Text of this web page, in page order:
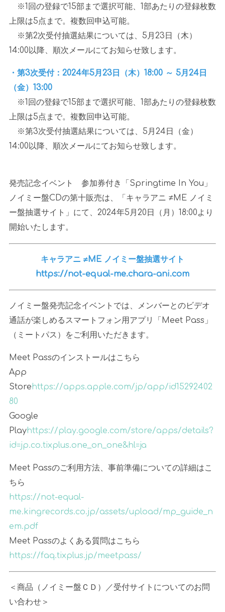
※1 回の登録で15部まで選択可能、 1部あたりの登録枚数
上限は5点まで。複数回申込可能。
※第2次受付抽選結果については、 5 月 23 日（木）
14:00以降、順次メールにてお知らせ致します。
・第3次受付：2024年5月23日（木）18:00 ～ 5月24日
（金）13:00
※1 回の登録で15部まで選択可能、 1部あたりの登録枚数
上限は5点まで。複数回申込可能。
※第3次受付抽選結果については、 5 月 24 日（金）
14:00以降、順次メールにてお知らせ致します。
発売記念イベント 参加券付き「 Springtime In You 」
ノイミー盤CDの第十販売は、「キャラアニ ≠ME ノイミ
ー盤抽選サイト」にて、 2024年5 月 20 日（月） 18:00より
開始いたします。
キャラアニ ≠ME ノイミー盤抽選サイト
https://not-equal-me.chara-ani.com
ノイミー盤発売記念イベントでは、メンバーとのビデオ
通話が楽しめるスマートフォン用アプリ「 Meet Pass 」
（ミートパス）をご利用いただきます。
Meet Passのインストールはこちら
App
Storehttps://apps.apple.com/jp/app/id15292402
80
Google
Playhttps://play.google.com/store/apps/details?
id=jp.co.tixplus.one_on_one&hl=ja
Meet Passのご利用方法、事前準備についての詳細はこ
ちら
https://not-equal-
me.kingrecords.co.jp/assets/upload/mp_guide_n
em.pdf
Meet Passのよくある質問はこちら
https://faq.tixplus.jp/meetpass/
＜商品（ノイミー盤ＣＤ）／受付サイトについてのお問
い合わせ＞